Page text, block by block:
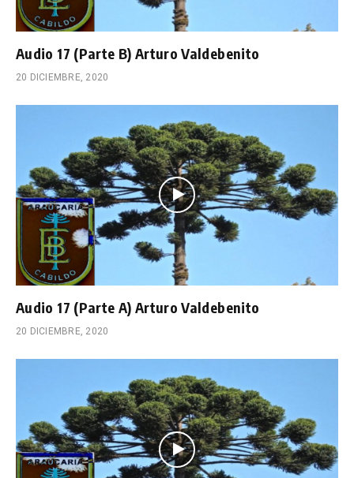
Audio 17 (Parte B) Arturo Valdebenito
20 DICIEMBRE, 2020
Audio 17 (Parte A) Arturo Valdebenito
20 DICIEMBRE, 2020